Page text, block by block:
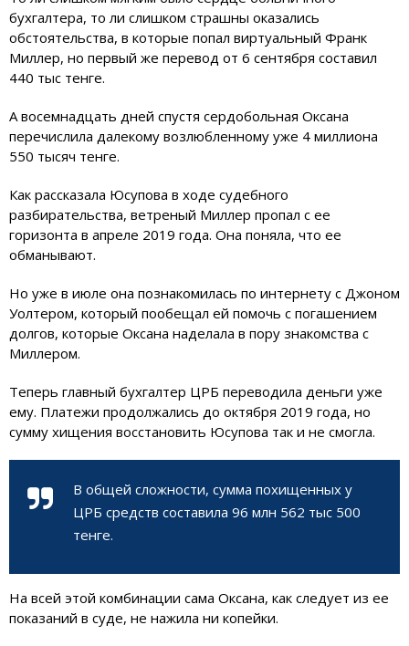
бухгалтера, то ли слишком страшны оказались
обстоятельства, в которые попал виртуальный Франк
Миллер, но первый же перевод от 6 сентября составил
440 тыс тенге.
А восемнадцать дней спустя сердобольная Оксана
перечислила далекому возлюбленному уже 4 миллиона
550 тысяч тенге.
Как рассказала Юсупова в ходе судебного
разбирательства, ветреный Миллер пропал с ее
горизонта в апреле 2019 года. Она поняла, что ее
обманывают.
Но уже в июле она познакомилась по интернету с Джоном
Уолтером, который пообещал ей помочь с погашением
долгов, которые Оксана наделала в пору знакомства с
Миллером.
Теперь главный бухгалтер ЦРБ переводила деньги уже
ему. Платежи продолжались до октября 2019 года, но
сумму хищения восстановить Юсупова так и не смогла.
В общей сложности, сумма похищенных у
ЦРБ средств составила 96 млн 562 тыс 500
тенге.
На всей этой комбинации сама Оксана, как следует из ее
показаний в суде, не нажила ни копейки.